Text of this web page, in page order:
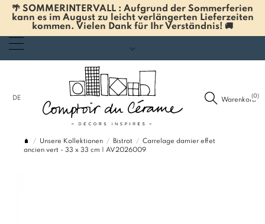
🌴 SOMMERINTERVALL : Aufgrund der Sommerferien
kann es im August zu leicht verlängerten Lieferzeiten
kommen. Vielen Dank für Ihr Verständnis! 🚚
DE Warenkorb
(0)
Unsere Kollektionen Bistrot
Carrelage damier effet
ancien vert - 33 x 33 cm | AV2026009